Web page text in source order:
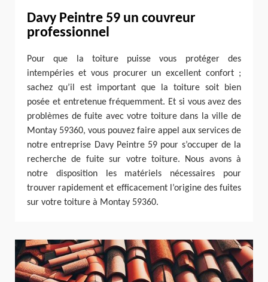
Davy Peintre 59 un couvreur
professionnel
Pour que la toiture puisse vous protéger des
intempéries et vous procurer un excellent confort ;
sachez qu’il est important que la toiture soit bien
posée et entretenue fréquemment. Et si vous avez des
problèmes de fuite avec votre toiture dans la ville de
Montay 59360, vous pouvez faire appel aux services de
notre entreprise Davy Peintre 59 pour s’occuper de la
recherche de fuite sur votre toiture. Nous avons à
notre disposition les matériels nécessaires pour
trouver rapidement et efficacement l’origine des fuites
sur votre toiture à Montay 59360.